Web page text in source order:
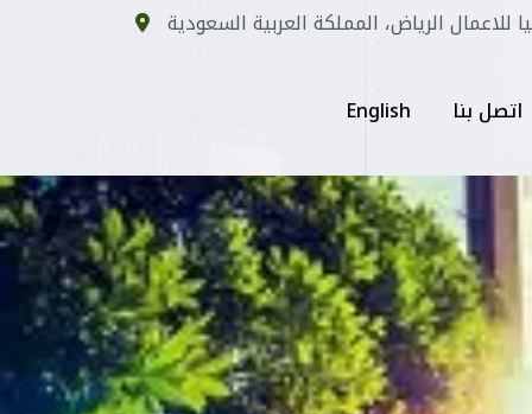
للاعمال الرياض، المملكة العربية السعودية
اتصل بنا English